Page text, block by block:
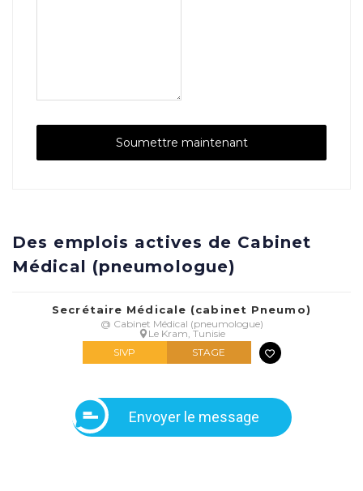
Des emplois actives de Cabinet
Médical (pneumologue)
Secrétaire Médicale (cabinet Pneumo)
@ Cabinet Médical (pneumologue)
Le Kram, Tunisie
SIVP
STAGE
Envoyer le message